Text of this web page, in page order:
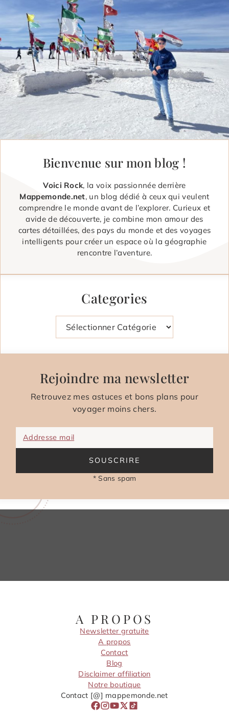
Bienvenue sur mon blog !
Voici Rock, la voix passionnée derrière
Mappemonde.net, un blog dédié à ceux qui veulent
comprendre le monde avant de l’explorer. Curieux et
avide de découverte, je combine mon amour des
cartes détaillées, des pays du monde et des voyages
intelligents pour créer un espace où la géographie
rencontre l’aventure.
Categories
Rejoindre ma newsletter
Retrouvez mes astuces et bons plans pour
voyager moins chers.
Addresse mail
SOUSCRIRE
* Sans spam
A PROPOS
Newsletter gratuite
A propos
Contact
Blog
Disclaimer affiliation
Notre boutique
Contact [@] mappemonde.net